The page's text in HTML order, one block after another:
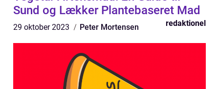
Sund og Lækker Plantebaseret Mad
29 oktober 2023 Peter Mortensen redaktionel